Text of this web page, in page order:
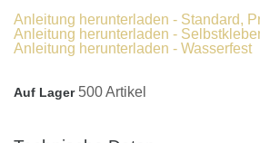
Anleitung herunterladen - Standard,
Anleitung herunterladen -
Anleitung herunterladen - Wasserfest
Auf Lager 500 Artikel